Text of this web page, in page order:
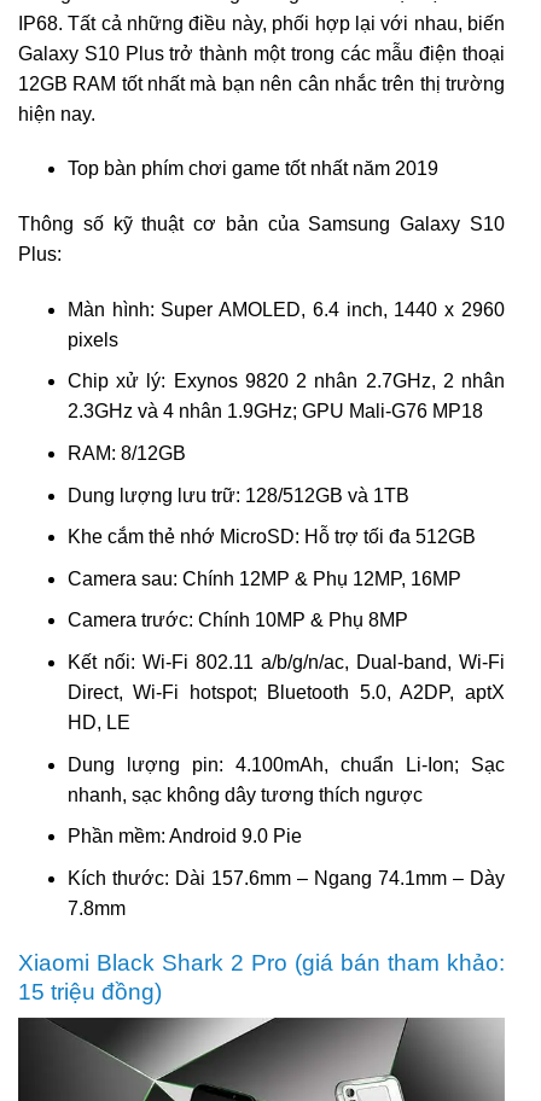
IP68. Tất cả những điều này, phối hợp lại với nhau, biến
Galaxy S10 Plus trở thành một trong các mẫu điện thoại
12GB RAM tốt nhất mà bạn nên cân nhắc trên thị trường
hiện nay.
Top bàn phím chơi game tốt nhất năm 2019
Thông số kỹ thuật cơ bản của Samsung Galaxy S10
Plus:
Màn hình: Super AMOLED, 6.4 inch, 1440 x 2960
pixels
Chip xử lý: Exynos 9820 2 nhân 2.7GHz, 2 nhân
2.3GHz và 4 nhân 1.9GHz; GPU Mali-G76 MP18
RAM: 8/12GB
Dung lượng lưu trữ: 128/512GB và 1TB
Khe cắm thẻ nhớ MicroSD: Hỗ trợ tối đa 512GB
Camera sau: Chính 12MP & Phụ 12MP, 16MP
Camera trước: Chính 10MP & Phụ 8MP
Kết nối: Wi-Fi 802.11 a/b/g/n/ac, Dual-band, Wi-Fi
Direct, Wi-Fi hotspot; Bluetooth 5.0, A2DP, aptX
HD, LE
Dung lượng pin: 4.100mAh, chuẩn Li-Ion; Sạc
nhanh, sạc không dây tương thích ngược
Phần mềm: Android 9.0 Pie
Kích thước: Dài 157.6mm – Ngang 74.1mm – Dày
7.8mm
Xiaomi Black Shark 2 Pro (giá bán tham khảo:
15 triệu đồng)